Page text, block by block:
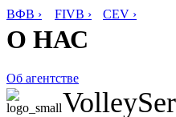
ВФВ › FIVB › CEV ›
О НАС
Об агентстве